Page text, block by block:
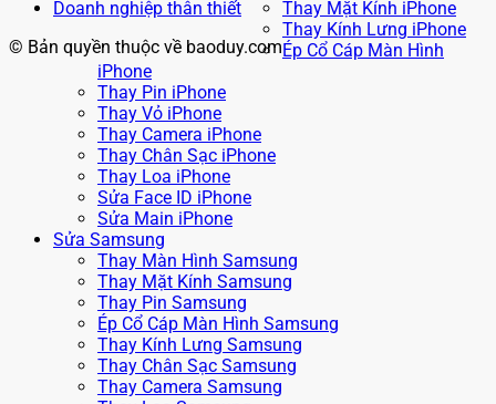
Doanh nghiệp thân thiết
© Bản quyền thuộc về baoduy.com
Thay Mặt Kính iPhone
Thay Kính Lưng iPhone
Ép Cổ Cáp Màn Hình
iPhone
Thay Pin iPhone
Thay Vỏ iPhone
Thay Camera iPhone
Thay Chân Sạc iPhone
Thay Loa iPhone
Sửa Face ID iPhone
Sửa Main iPhone
Sửa Samsung
Thay Màn Hình Samsung
Thay Mặt Kính Samsung
Thay Pin Samsung
Ép Cổ Cáp Màn Hình Samsung
Thay Kính Lưng Samsung
Thay Chân Sạc Samsung
Thay Camera Samsung